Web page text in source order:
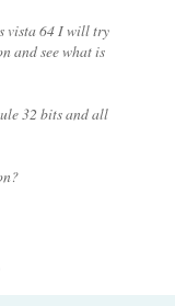
vista 64 I will try
and see what is
32 bits and all